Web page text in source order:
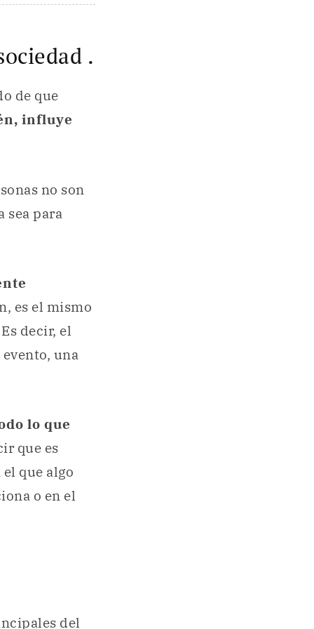
.
de que
influye
no son
sea para
es el mismo
decir, el
una
lo que
que es
que algo
o en el
del